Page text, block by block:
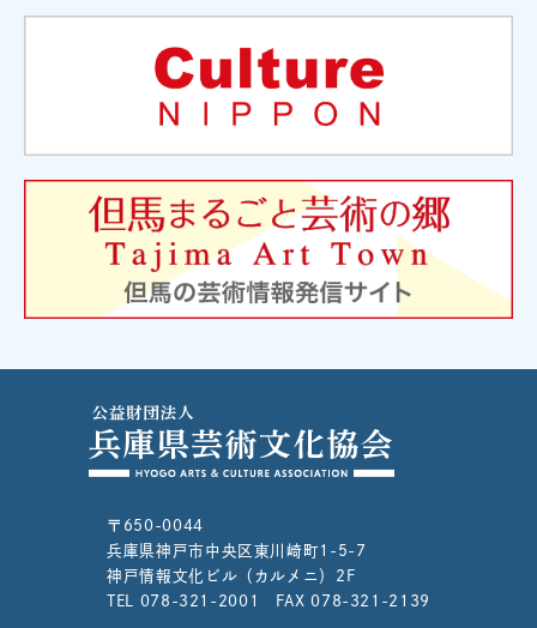
〒650-0044
兵庫県神戸市中央区東川崎町1-5-7
神戸情報文化ビル（カルメニ）2F
TEL 078-321-2001 FAX 078-321-2139